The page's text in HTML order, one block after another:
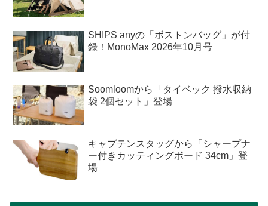
SHIPS anyの「ボストンバッグ」が付
録！MonoMax 2026年10月号
Soomloomから「タイベック 撥水収納
袋 2個セット」登場
キャプテンスタッグから「シャープナ
ー付きカッティングボード 34cm」登
場